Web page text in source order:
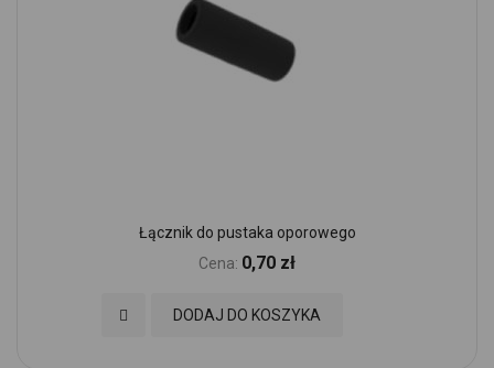
Łącznik do pustaka oporowego
Cena: 0,70 zł
DODAJ DO KOSZYKA
Dodaj do Ulubionych